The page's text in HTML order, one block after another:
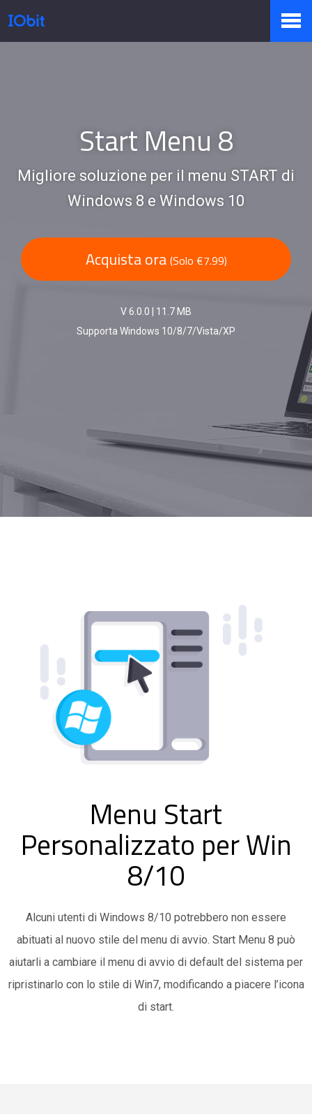
Sala Stampa
Supporto
Start Menu 8
Migliore soluzione per il menu START di
Windows 8 e Windows 10
Acquista ora (Solo €7.99)
V 6.0.0
11.7 MB
Supporta Windows 10/8/7/Vista/XP
Menu Start
Personalizzato per Win
8/10
Alcuni utenti di Windows 8/10 potrebbero non essere
abituati al nuovo stile del menu di avvio. Start Menu 8 può
aiutarli a cambiare il menu di avvio di default del sistema per
ripristinarlo con lo stile di Win7, modificando a piacere l’icona
di start.